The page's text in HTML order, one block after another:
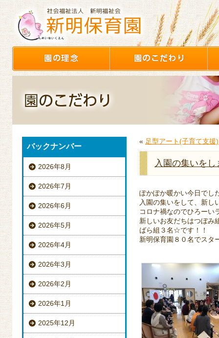
バックナンバー
2026年8月
2026年7月
2026年6月
2026年5月
2026年4月
2026年3月
2026年2月
2026年1月
2025年12月
« 足型アート(子育て支援)
入園の集いを
ぽかぽか暖かい今日でし
入園の集いをして、新し
コロナ禍なのでひろーい
新しいお友だちはつぼみ
ばら組３名☆です！！
新明保育園８０名でスタ